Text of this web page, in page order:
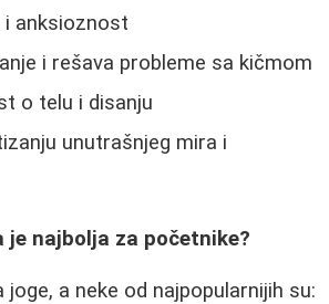
i anksioznost
i rešava probleme sa kičmom
o telu i disanju
unutrašnjeg mira i
je najbolja za početnike?
a neke od najpopularnijih su: